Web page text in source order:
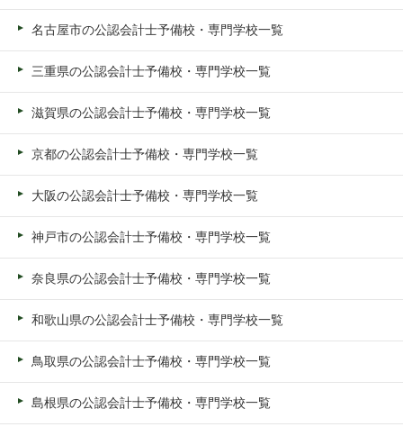
名古屋市の公認会計士予備校・専門学校一覧
三重県の公認会計士予備校・専門学校一覧
滋賀県の公認会計士予備校・専門学校一覧
京都の公認会計士予備校・専門学校一覧
大阪の公認会計士予備校・専門学校一覧
神戸市の公認会計士予備校・専門学校一覧
奈良県の公認会計士予備校・専門学校一覧
和歌山県の公認会計士予備校・専門学校一覧
鳥取県の公認会計士予備校・専門学校一覧
島根県の公認会計士予備校・専門学校一覧